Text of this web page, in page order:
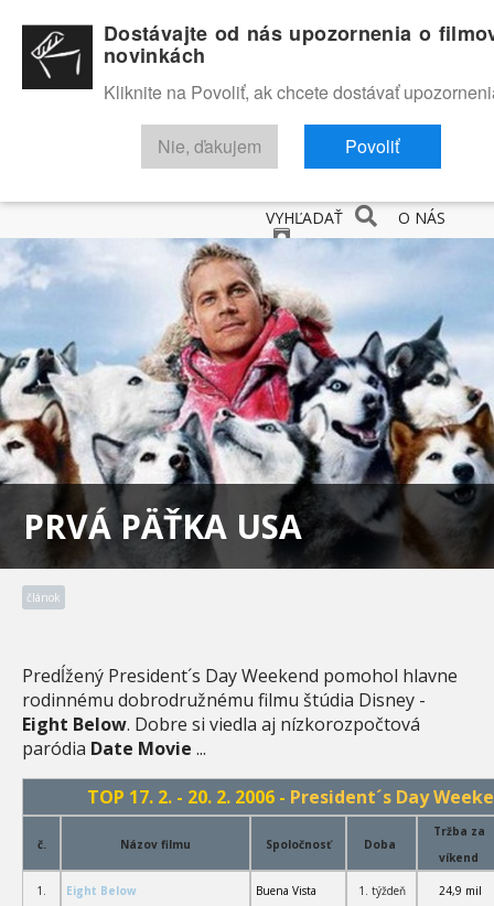
RECENZIE TRAILERY FILMOVÁ DATABÁZA
VYHĽADAŤ O NÁS
PRVÁ PÄŤKA USA
článok
Predĺžený President´s Day Weekend pomohol hlavne
rodinnému dobrodružnému filmu štúdia Disney -
Eight Below. Dobre si viedla aj nízkorozpočtová
paródia Date Movie ...
TOP 17. 2. - 20. 2. 2006 - President´s Day
č. Názov filmu Spoločnosť Doba
Tržba za
víkend
1. Eight Below Buena Vista 1. týždeň 24,9 mil
Dostávajte od nás upozornenia o
novinkách
Kliknite na Povoliť, ak chcete dostávať
Nie, ďakujem Povoliť